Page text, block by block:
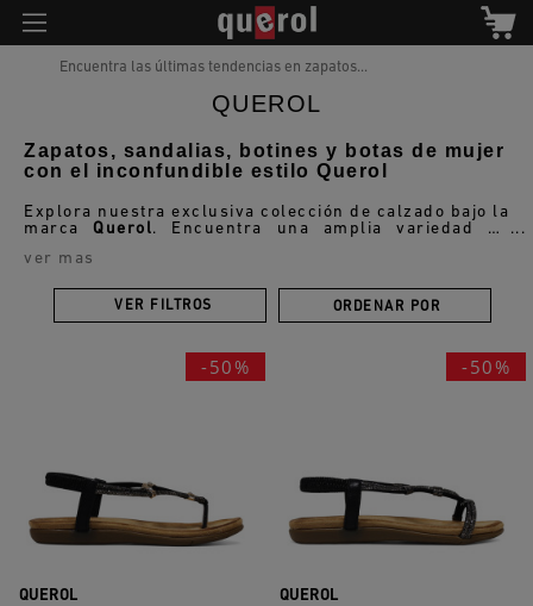
Encuentra las últimas tendencias en zapatos...
QUEROL
Zapatos, sandalias, botines y botas de mujer
con el inconfundible estilo Querol
Explora nuestra exclusiva colección de calzado bajo la
marca Querol. Encuentra una amplia variedad de
para brindarte calidad y moda. Desde zapatos
calzado de moda.
ver mas
VER FILTROS ORDENAR POR
-50%
QUEROL
-50%
QUEROL